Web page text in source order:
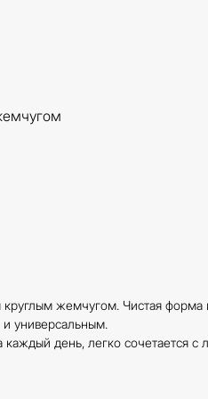
жемчугом. Чистая форма
универсальным.
каждый день, легко сочетается